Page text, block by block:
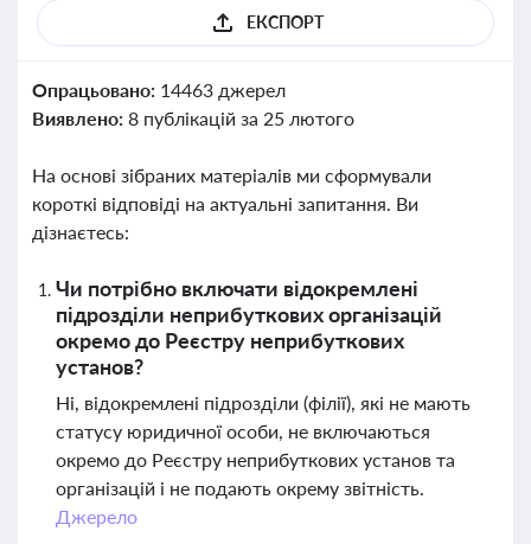
ЕКСПОРТ
Опрацьовано: 14463 джерел
Виявлено: 8 публікацій за 25 лютого
На основі зібраних матеріалів ми сформували
короткі відповіді на актуальні запитання. Ви
дізнаєтесь:
Чи потрібно включати відокремлені
підрозділи неприбуткових організацій
окремо до Реєстру неприбуткових
установ?
Ні, відокремлені підрозділи (філії), які не мають
статусу юридичної особи, не включаються
окремо до Реєстру неприбуткових установ та
організацій і не подають окрему звітність.
Джерело